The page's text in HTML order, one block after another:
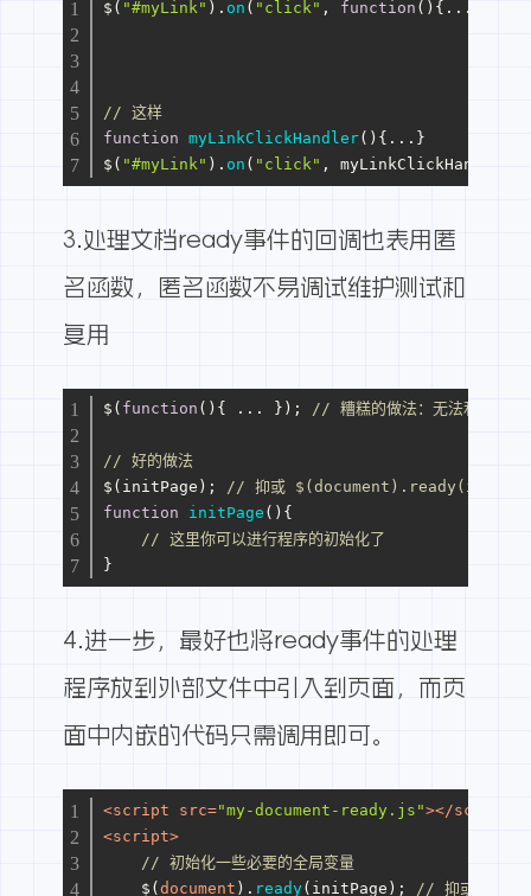
$( "#myLink" ). on ( "click" , function ( ){...});
// 这样
function
myLinkClickHandler( ){...}
$( "#myLink" ). on ( "click" , myLinkClickHandler);
3.处理文档ready事件的回调也表用匿
名函数，匿名函数不易调试维护测试和
复用
$( function ( ){ ... }); // 糟糕的做法：无法利用此函
// 好的做法
$(initPage); // 抑或
function
initPage ( ){
// 这里你可以进行程序的初始化了
}
4.进一步，最好也将ready事件的处理
程序放到外部文件中引入到页面，而页
面中内嵌的代码只需调用即可。
<script src="my-document-ready.js"></script
<script>
// 初始化一些必要的全局变量
    $(
document ). ready (initPage);
// 抑或